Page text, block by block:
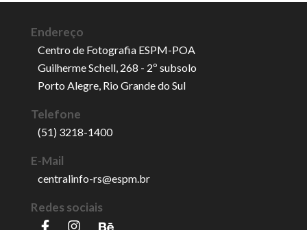
Endereço
Centro de Fotografia ESPM-POA
Guilherme Schell, 268 - 2º subsolo
Porto Alegre, Rio Grande do Sul
Telefone
(51) 3218-1400
E-Mail
centralinfo-rs@espm.br
Redes sociais